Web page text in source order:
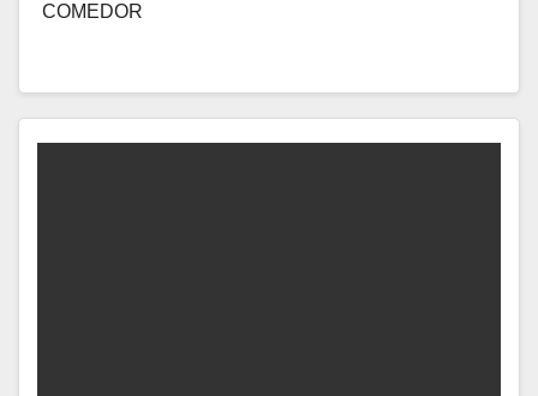
COMEDOR